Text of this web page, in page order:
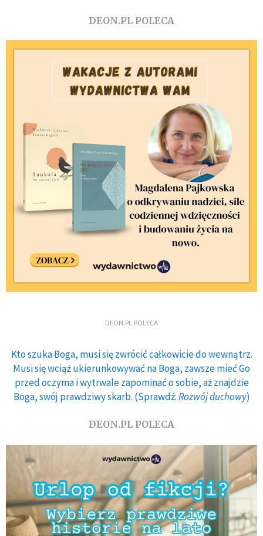
DEON.PL POLECA
DEON.PL POLECA
Kto szuka Boga, musi się zwrócić całkowicie do wewnątrz.
Musi się wciąż ukierunkowywać na Boga, zawsze mieć Go
przed oczyma i wytrwale zapominać o sobie, aż znajdzie
Boga, swój prawdziwy skarb. (Sprawdź:Rozwój duchowy)
DEON.PL POLECA